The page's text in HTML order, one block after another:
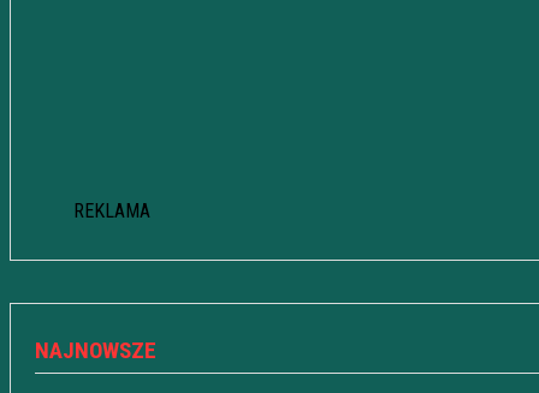
REKLAMA
NAJNOWSZE